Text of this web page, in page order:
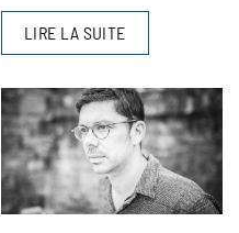
LIRE LA SUITE